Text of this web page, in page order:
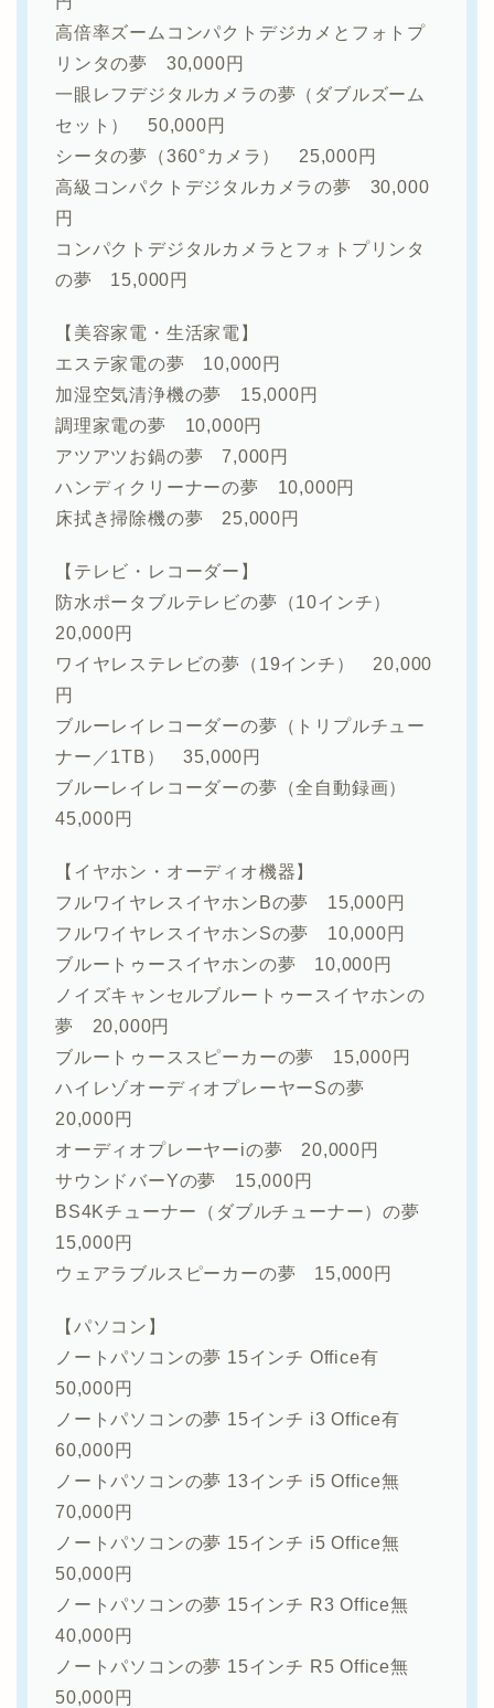
高倍率ズームコンパクトデジカメとフォトプ
リンタの夢 30,000円
一眼レフデジタルカメラの夢（ダブルズーム
セット） 50,000円
シータの夢（360°カメラ） 25,000円
高級コンパクトデジタルカメラの夢 30,000
円
コンパクトデジタルカメラとフォトプリンタ
の夢 15,000円
【美容家電・生活家電】
エステ家電の夢 10,000円
加湿空気清浄機の夢 15,000円
調理家電の夢 10,000円
アツアツお鍋の夢 7,000円
ハンディクリーナーの夢 10,000円
床拭き掃除機の夢 25,000円
【テレビ・レコーダー】
防水ポータブルテレビの夢（10インチ）
20,000円
ワイヤレステレビの夢（19インチ） 20,000
円
ブルーレイレコーダーの夢（トリプルチュー
ナー／1TB） 35,000円
ブルーレイレコーダーの夢（全自動録画）
45,000円
【イヤホン・オーディオ機器】
フルワイヤレスイヤホンBの夢 15,000円
フルワイヤレスイヤホンSの夢 10,000円
ブルートゥースイヤホンの夢 10,000円
ノイズキャンセルブルートゥースイヤホンの
夢 20,000円
ブルートゥーススピーカーの夢 15,000円
ハイレゾオーディオプレーヤーSの夢
20,000円
オーディオプレーヤーiの夢 20,000円
サウンドバーYの夢 15,000円
BS4Kチューナー（ダブルチューナー）の夢
15,000円
ウェアラブルスピーカーの夢 15,000円
【パソコン】
ノートパソコンの夢 15インチ Office有
50,000円
ノートパソコンの夢 15インチ i3 Office有
60,000円
ノートパソコンの夢 13インチ i5 Office無
70,000円
ノートパソコンの夢 15インチ i5 Office無
50,000円
ノートパソコンの夢 15インチ R3 Office無
40,000円
ノートパソコンの夢 15インチ R5 Office無
50,000円